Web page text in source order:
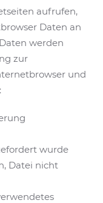
aufrufen,
Daten an
werden
zur
und
wurde
Datei nicht